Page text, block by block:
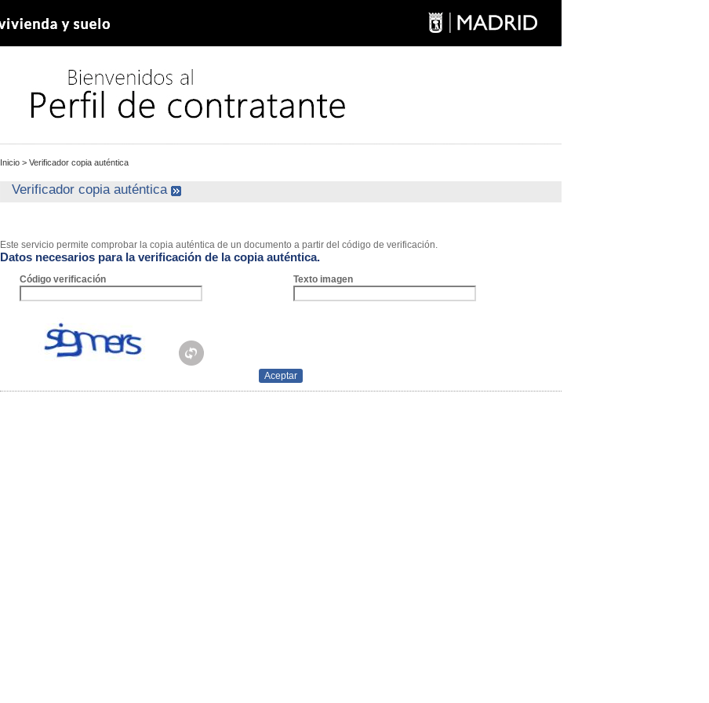
Inicio > Verificador copia auténtica
Verificador copia auténtica
Este servicio permite comprobar la copia auténtica de un documento a partir del código de verificación.
Datos necesarios para la verificación de la copia auténtica.
Código verificación Texto imagen